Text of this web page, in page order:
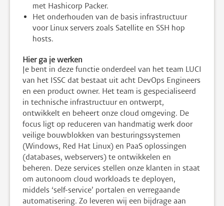
met Hashicorp Packer.
Het onderhouden van de basis infrastructuur
voor Linux servers zoals Satellite en SSH hop
hosts.
Hier ga je werken
Je bent in deze functie onderdeel van het team LUCI
van het ISSC dat bestaat uit acht DevOps Engineers
en een product owner. Het team is gespecialiseerd
in technische infrastructuur en ontwerpt,
ontwikkelt en beheert onze cloud omgeving. De
focus ligt op reduceren van handmatig werk door
veilige bouwblokken van besturingssystemen
(Windows, Red Hat Linux) en PaaS oplossingen
(databases, webservers) te ontwikkelen en
beheren. Deze services stellen onze klanten in staat
om autonoom cloud workloads te deployen,
middels ‘self-service’ portalen en verregaande
automatisering. Zo leveren wij een bijdrage aan